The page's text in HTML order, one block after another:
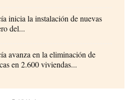
inicia la instalación de nuevas
del...
avanza en la eliminación de
en 2.600 viviendas...